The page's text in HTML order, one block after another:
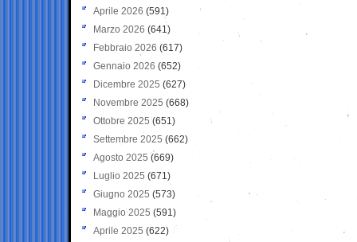
Aprile 2026 (591)
Marzo 2026 (641)
Febbraio 2026 (617)
Gennaio 2026 (652)
Dicembre 2025 (627)
Novembre 2025 (668)
Ottobre 2025 (651)
Settembre 2025 (662)
Agosto 2025 (669)
Luglio 2025 (671)
Giugno 2025 (573)
Maggio 2025 (591)
Aprile 2025 (622)